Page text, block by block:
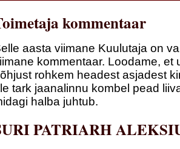
kommentaar
aasta viimane Kuulutaja on
kommentaar. Loodame, et
rohkem headest asjadest
tark jaanalinnu kombel pead
halba juhtub.
PATRIARH